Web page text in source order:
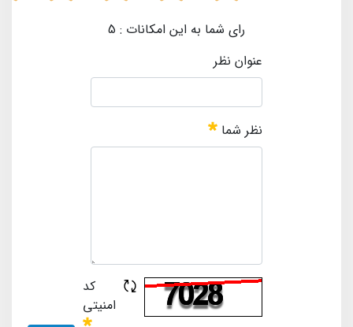
رای شما به این امکانات : 5
عنوان نظر
نظر شما
کد
امنیتی